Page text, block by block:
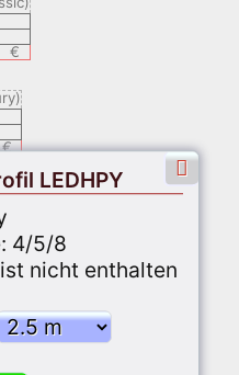
€
€
€
€
LEDHPY
4/5/8
nicht enthalten